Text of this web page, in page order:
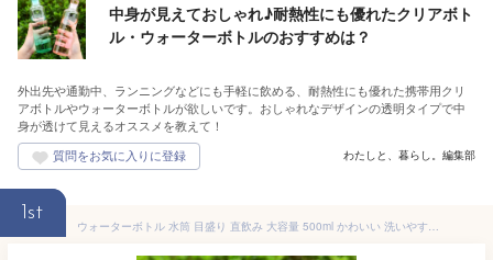
中身が見えておしゃれ♪耐熱性にも優れたクリアボト
ル・ウォーターボトルのおすすめは？
外出先や通勤中、ランニングなどにも手軽に飲める、耐熱性にも優れた携帯用クリ
アボトルやウォーターボトルが欲しいです。おしゃれなデザインの透明タイプで中
身が透けて見えるオススメを教えて！
わたしと、暮らし。編集部
1st
ウォーターボトル 水筒 目盛り 直飲み 大容量 500ml かわいい 洗いやすい おしゃれ 大容量 携帯便利 男の子 女の子 軽量 耐冷耐熱 四季用 透明 可愛い